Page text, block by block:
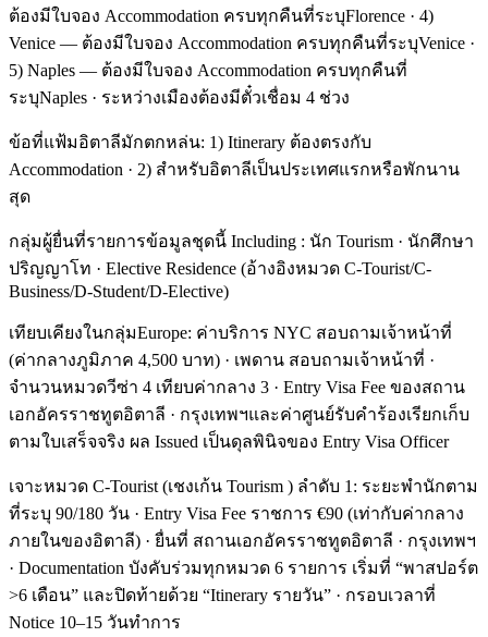
ต้องมีใบจอง Accommodation ครบทุกคืนที่ระบุFlorence · 4)
Venice — ต้องมีใบจอง Accommodation ครบทุกคืนที่ระบุVenice ·
5) Naples — ต้องมีใบจอง Accommodation ครบทุกคืนที่
ระบุNaples · ระหว่างเมืองต้องมีตั๋วเชื่อม 4 ช่วง
ข้อที่แฟ้มอิตาลีมักตกหล่น: 1) Itinerary ต้องตรงกับ
Accommodation · 2) สำหรับอิตาลีเป็นประเทศแรกหรือพักนาน
สุด
กลุ่มผู้ยื่นที่รายการข้อมูลชุดนี้ Including : นัก Tourism · นักศึกษา
ปริญญาโท · Elective Residence (อ้างอิงหมวด C-Tourist/C-
Business/D-Student/D-Elective)
เทียบเคียงในกลุ่มEurope: ค่าบริการ NYC สอบถามเจ้าหน้าที่
(ค่ากลางภูมิภาค 4,500 บาท) · เพดาน สอบถามเจ้าหน้าที่ ·
จำนวนหมวดวีซ่า 4 เทียบค่ากลาง 3 · Entry Visa Fee ของสถาน
เอกอัครราชทูตอิตาลี · กรุงเทพฯและค่าศูนย์รับคำร้องเรียกเก็บ
ตามใบเสร็จจริง ผล Issued เป็นดุลพินิจของ Entry Visa Officer
เจาะหมวด C-Tourist (เชงเก้น Tourism ) ลำดับ 1: ระยะพำนักตาม
ที่ระบุ 90/180 วัน · Entry Visa Fee ราชการ €90 (เท่ากับค่ากลาง
ภายในของอิตาลี) · ยื่นที่ สถานเอกอัครราชทูตอิตาลี · กรุงเทพฯ
· Documentation บังคับร่วมทุกหมวด 6 รายการ เริ่มที่ “พาสปอร์ต
>6 เดือน” และปิดท้ายด้วย “Itinerary รายวัน” · กรอบเวลาที่
Notice 10–15 วันทำการ